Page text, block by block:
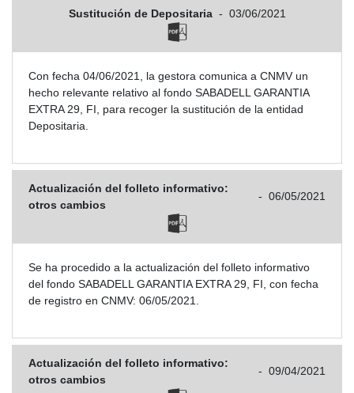
Sustitución de Depositaria - 03/06/2021
Con fecha 04/06/2021, la gestora comunica a CNMV un
hecho relevante relativo al fondo SABADELL GARANTIA
EXTRA 29, FI, para recoger la sustitución de la entidad
Depositaria.
Actualización del folleto informativo:
otros cambios
- 06/05/2021
Se ha procedido a la actualización del folleto informativo
del fondo SABADELL GARANTIA EXTRA 29, FI, con fecha
de registro en CNMV: 06/05/2021.
Actualización del folleto informativo:
otros cambios
- 09/04/2021